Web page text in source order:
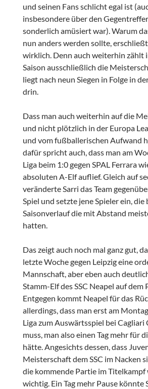
und seinen Fans schlicht egal ist
insbesondere über den
sonderlich amüsiert war). Warum
nun anders werden sollte,
wirklich. Denn auch weiterhin zählt
Saison ausschließlich die
liegt nach neun Siegen in Folge in
drin.
Dass man auch weiterhin auf die
und nicht plötzlich in der Europa
und vom fußballerischen Aufwand
dafür spricht auch, dass man am
Liga beim 1:0 gegen SPAL Ferrara
absoluten A-Elf auflief. Gleich auf
veränderte Sarri das Team
Spiel und setzte jene Spieler ein, die
Saisonverlauf die mit Abstand
hatten.
Das zeigt auch noch mal ganz gut,
letzte Woche gegen Leipzig eine
Mannschaft, aber eben auch
Stamm-Elf des SSC Neapel auf dem
Entgegen kommt Neapel für das
allerdings, dass man erst am
Liga zum Auswärtsspiel bei Cagliari
muss, man also einen Tag mehr für
hätte. Angesichts dessen, dass
Meisterschaft dem SSC im Nacken
die kommende Partie im Titelkampf
wichtig. Ein Tag mehr Pause könnte